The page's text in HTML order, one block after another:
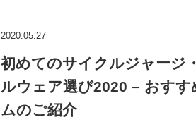
2020.05.27
初めてのサイクルジャージ
ルウェア選び2020 – おすす
ムのご紹介